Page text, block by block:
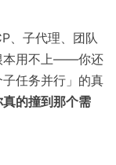
、子代理、团队
本用不上——你还
任务并行」的真
真的撞到那个需